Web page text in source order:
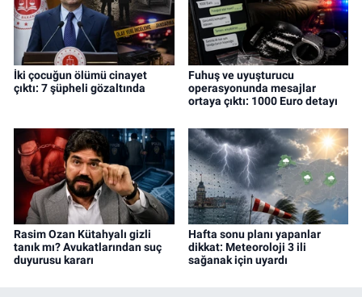
İki çocuğun ölümü cinayet
çıktı: 7 şüpheli gözaltında
Fuhuş ve uyuşturucu
operasyonunda mesajlar
ortaya çıktı: 1000 Euro detayı
Rasim Ozan Kütahyalı gizli
tanık mı? Avukatlarından suç
duyurusu kararı
Hafta sonu planı yapanlar
dikkat: Meteoroloji 3 ili
sağanak için uyardı